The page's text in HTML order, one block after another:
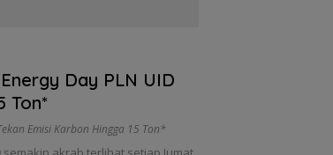
Day PLN UID
Ton*
Emisi Karbon Hingga 15 Ton*